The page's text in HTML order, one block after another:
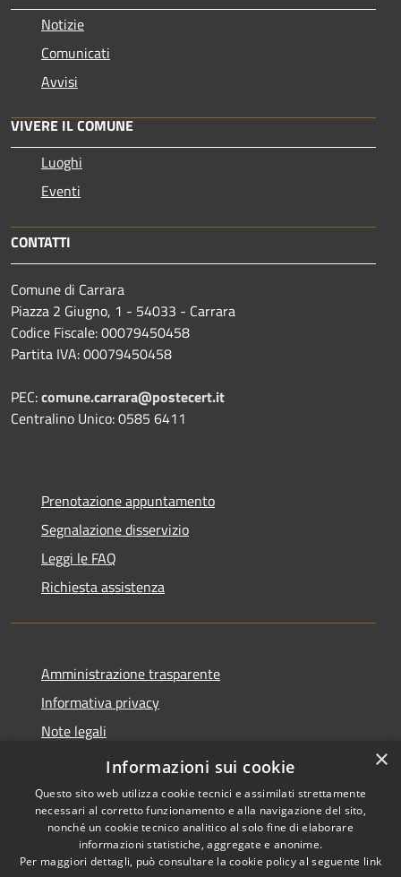
Notizie
Comunicati
Avvisi
VIVERE IL COMUNE
Luoghi
Eventi
CONTATTI
Comune di Carrara
Piazza 2 Giugno, 1 - 54033 - Carrara
Codice Fiscale: 00079450458
Partita IVA: 00079450458
PEC:comune.carrara@postecert.it
Centralino Unico: 0585 6411
Prenotazione appuntamento
Segnalazione disservizio
Leggi le FAQ
Richiesta assistenza
Amministrazione trasparente
Informativa privacy
Note legali
Dichiarazione di accessibilità
Accessibilità
Copyright © 2026 • Comune di
Carrara • Powered by
×
Informazioni sui cookie
Questo sito web utilizza cookie tecnici e assimilati strettamente
necessari al corretto funzionamento e alla navigazione del sito,
nonché un cookie tecnico analitico al solo fine di elaborare
informazioni statistiche, aggregate e anonime.
Per maggiori dettagli, può consultare la cookie policy al seguente link